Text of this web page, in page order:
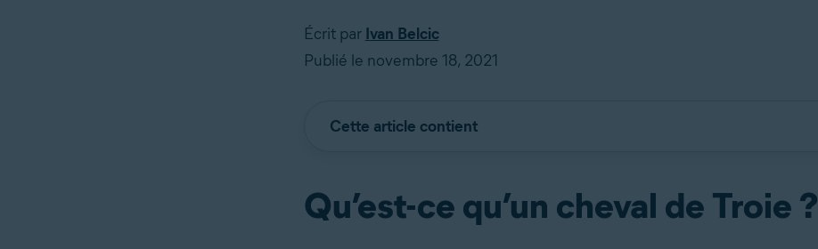
Écrit par Ivan Belcic
Publié le novembre 18, 2021
Cette article contient
Qu’est-ce qu’un cheval de Troie ?